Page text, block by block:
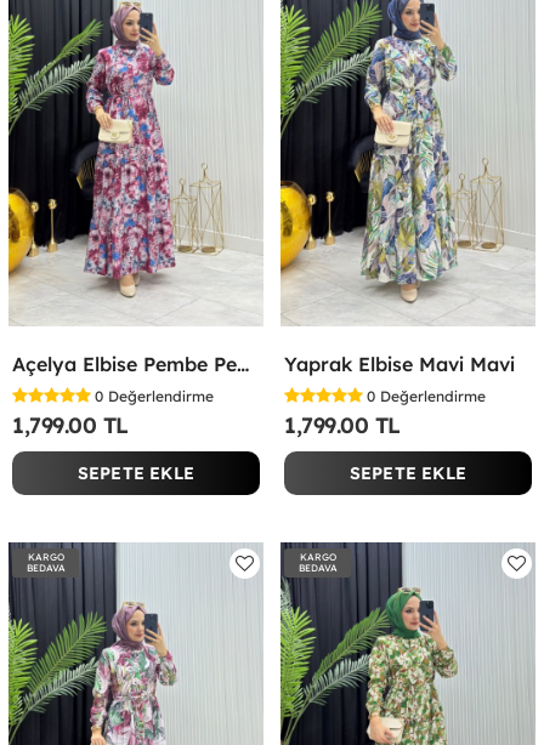
Açelya Elbise Pembe Pembe
0 Değerlendirme
1,799.00 TL
SEPETE EKLE
Yaprak Elbise Mavi Mavi
0 Değerlendirme
1,799.00 TL
SEPETE EKLE
KARGO
BEDAVA
KARGO
BEDAVA